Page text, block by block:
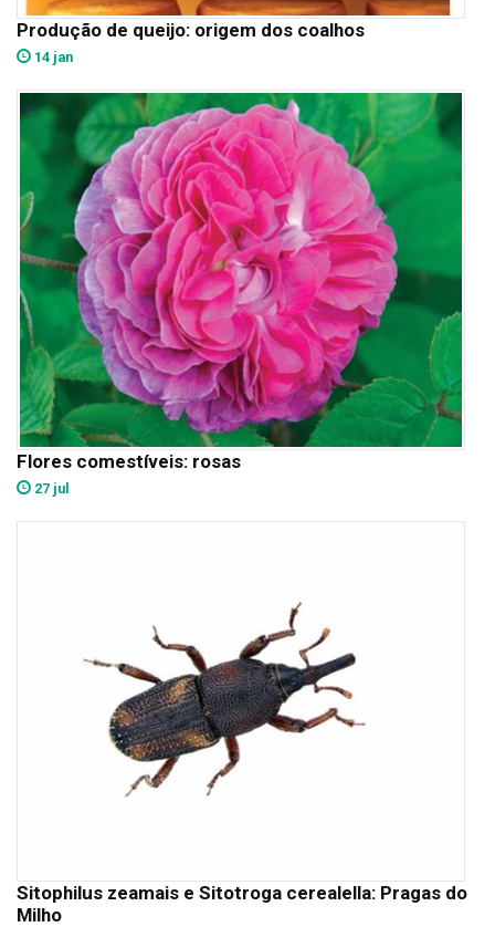
Produção de queijo: origem dos coalhos
14 jan
Flores comestíveis: rosas
27 jul
Sitophilus zeamais e Sitotroga cerealella: Pragas do
Milho